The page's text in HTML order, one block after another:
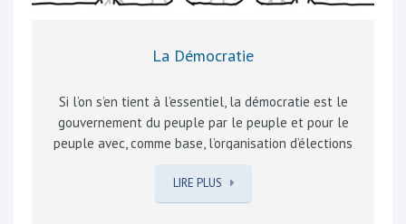
La Démocratie
Si l’on s’en tient à l’essentiel, la démocratie est le
gouvernement du peuple par le peuple et pour le
peuple avec, comme base, l’organisation d’élections
processus vivant, pouvant être amélioré par
l’intervention du citoyen. Sa qualité se mesure aussi à
LIRE PLUS